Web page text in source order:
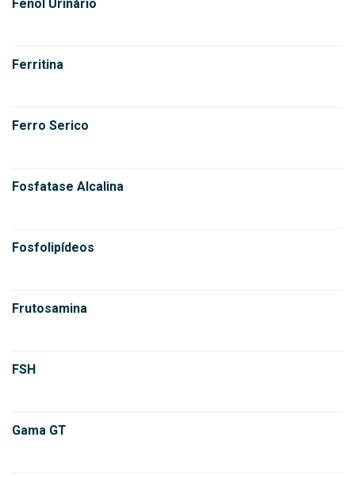
Fenol Urinário
Ferritina
Ferro Serico
Fosfatase Alcalina
Fosfolipídeos
Frutosamina
FSH
Gama GT